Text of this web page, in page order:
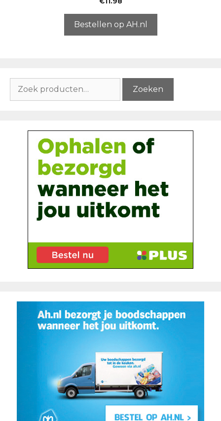
5
Bestellen op AH.nl
naar:
Zoeken